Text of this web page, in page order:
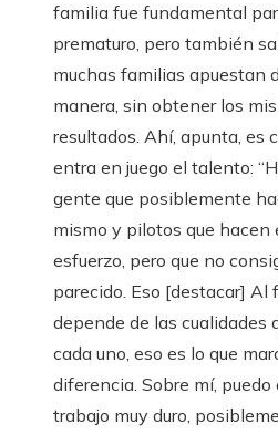
familia fue fundamental
prematuro, pero también
muchas familias apuestan
manera, sin obtener los
resultados. Ahí, apunta, es
entra en juego el talento:
gente que posiblemente
mismo y pilotos que hacen
esfuerzo, pero que no
parecido. Eso [destacar] Al
depende de las cualidades
cada uno, eso es lo que
diferencia. Sobre mí, puedo
trabajo muy duro,